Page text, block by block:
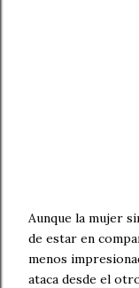
Aunque la mujer
de estar en
menos
ataca desde el